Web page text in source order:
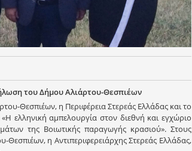
του Δήμου Αλιάρτου-Θεσπιέων
Θεσπιέων, η Περιφέρεια Στερεάς Ελλάδας και το
ελληνική αμπελουργία στον διεθνή και εγχώριο
της Βοιωτικής παραγωγής κρασιού». Στους
η Αντιπεριφερειάρχης Στερεάς Ελλάδας,